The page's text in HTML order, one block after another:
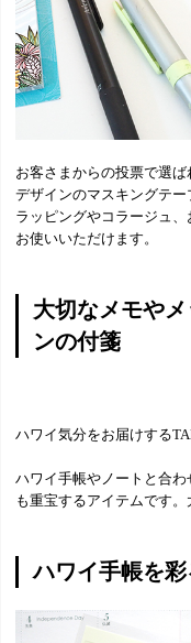
お客さまからの投票で選
デザインのマスキングテー
ラッピングやコラージュ
お使いいただけます。
大切なメモや
ンの付箋
ハワイ気分をお届けする
ハワイ手帳やノートと合
も重宝するアイテムです。
ハワイ手帳を